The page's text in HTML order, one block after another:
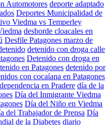
Automotores deporte adaptado
Deportes Municipalidad de
Viedma vs Temperley
desborde cloacales en
Desfile Patagones marzo de
detenido con droga calle
Detenido con droga en
en Patagones detenido por
con cocaíana en Patagones
en Pradere día de la
Día del Inmigrante Viedma
Día del Niño en Viedma
del Trabajador de Prensa Día
de la Diabetes diario